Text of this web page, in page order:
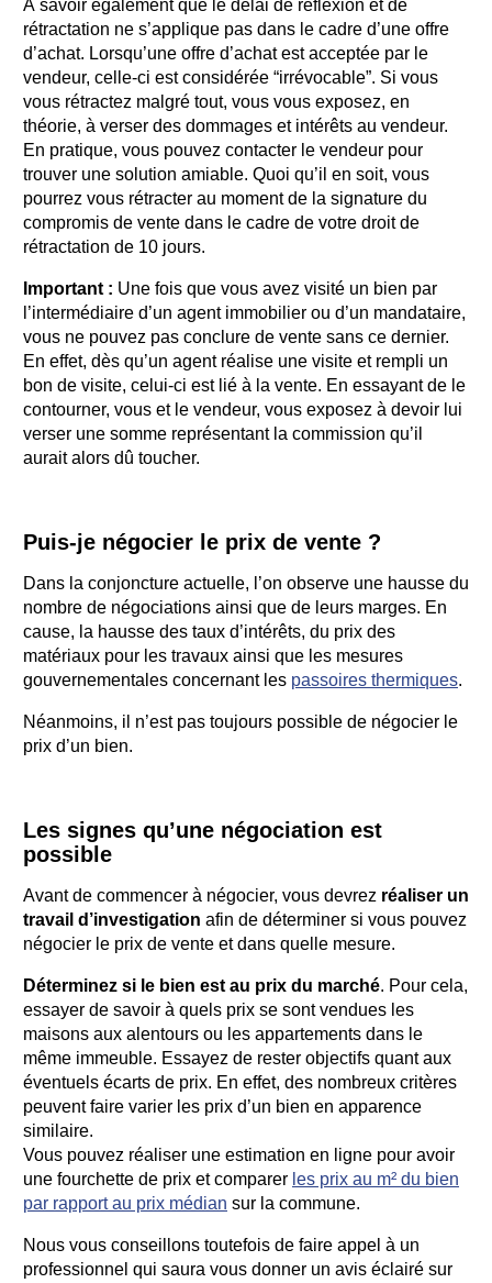
À savoir également que le délai de réflexion et de
rétractation ne s’applique pas dans le cadre d’une offre
d’achat. Lorsqu’une offre d’achat est acceptée par le
vendeur, celle-ci est considérée “irrévocable”. Si vous
vous rétractez malgré tout, vous vous exposez, en
théorie, à verser des dommages et intérêts au vendeur.
En pratique, vous pouvez contacter le vendeur pour
trouver une solution amiable. Quoi qu’il en soit, vous
pourrez vous rétracter au moment de la signature du
compromis de vente dans le cadre de votre droit de
rétractation de 10 jours.
Important : Une fois que vous avez visité un bien par
l’intermédiaire d’un agent immobilier ou d’un mandataire,
vous ne pouvez pas conclure de vente sans ce dernier.
En effet, dès qu’un agent réalise une visite et rempli un
bon de visite, celui-ci est lié à la vente. En essayant de le
contourner, vous et le vendeur, vous exposez à devoir lui
verser une somme représentant la commission qu’il
aurait alors dû toucher.
Puis-je négocier le prix de vente ?
Dans la conjoncture actuelle, l’on observe une hausse du
nombre de négociations ainsi que de leurs marges. En
cause, la hausse des taux d’intérêts, du prix des
matériaux pour les travaux ainsi que les mesures
gouvernementales concernant les passoires thermiques.
Néanmoins, il n’est pas toujours possible de négocier le
prix d’un bien.
Les signes qu’une négociation est
possible
Avant de commencer à négocier, vous devrez réaliser un
travail d’investigation afin de déterminer si vous pouvez
négocier le prix de vente et dans quelle mesure.
Déterminez si le bien est au prix du marché. Pour cela,
essayer de savoir à quels prix se sont vendues les
maisons aux alentours ou les appartements dans le
même immeuble. Essayez de rester objectifs quant aux
éventuels écarts de prix. En effet, des nombreux critères
peuvent faire varier les prix d’un bien en apparence
similaire.
Vous pouvez réaliser une estimation en ligne pour avoir
une fourchette de prix et comparer les prix au m² du bien
par rapport au prix médian sur la commune.
Nous vous conseillons toutefois de faire appel à un
professionnel qui saura vous donner un avis éclairé sur